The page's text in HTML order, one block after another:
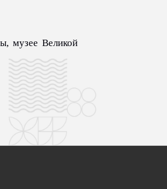
музее Великой